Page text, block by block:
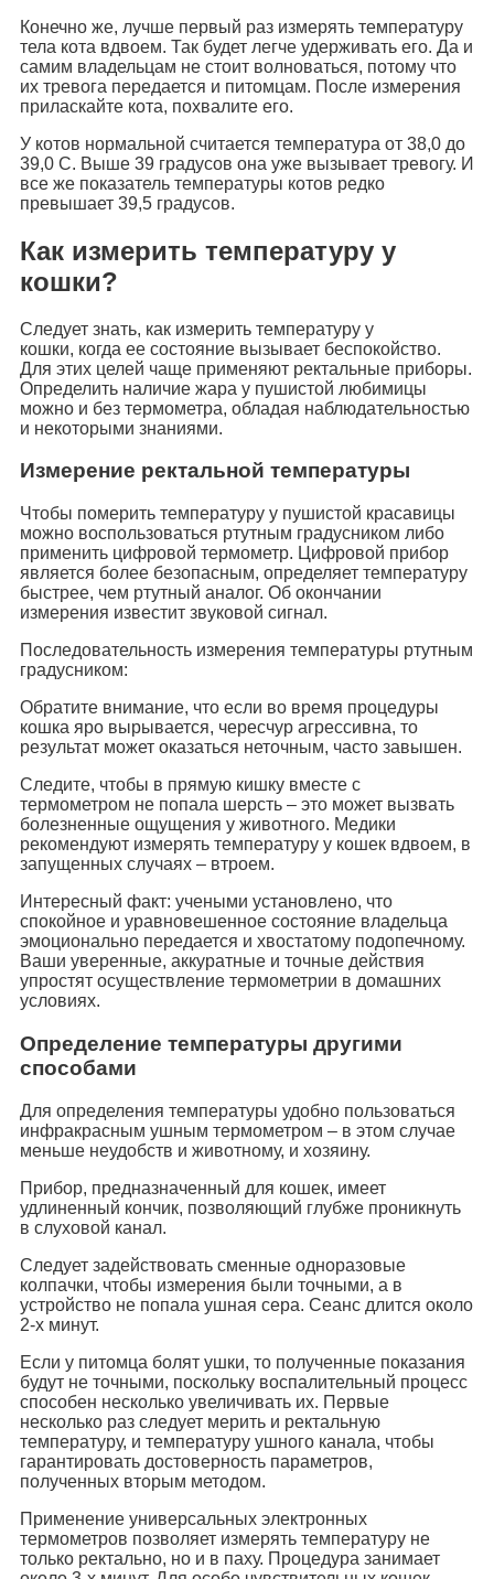
Конечно же, лучше первый раз измерять температуру
тела кота вдвоем. Так будет легче удерживать его. Да и
самим владельцам не стоит волноваться, потому что
их тревога передается и питомцам. После измерения
приласкайте кота, похвалите его.
У котов нормальной считается температура от 38,0 до
39,0 С. Выше 39 градусов она уже вызывает тревогу. И
все же показатель температуры котов редко
превышает 39,5 градусов.
Как измерить температуру у
кошки?
Следует знать, как измерить температуру у
кошки, когда ее состояние вызывает беспокойство.
Для этих целей чаще применяют ректальные приборы.
Определить наличие жара у пушистой любимицы
можно и без термометра, обладая наблюдательностью
и некоторыми знаниями.
Измерение ректальной температуры
Чтобы померить температуру у пушистой красавицы
можно воспользоваться ртутным градусником либо
применить цифровой термометр. Цифровой прибор
является более безопасным, определяет температуру
быстрее, чем ртутный аналог. Об окончании
измерения известит звуковой сигнал.
Последовательность измерения температуры ртутным
градусником:
Обратите внимание, что если во время процедуры
кошка яро вырывается, чересчур агрессивна, то
результат может оказаться неточным, часто завышен.
Следите, чтобы в прямую кишку вместе с
термометром не попала шерсть – это может вызвать
болезненные ощущения у животного. Медики
рекомендуют измерять температуру у кошек вдвоем, в
запущенных случаях – втроем.
Интересный факт: учеными установлено, что
спокойное и уравновешенное состояние владельца
эмоционально передается и хвостатому подопечному.
Ваши уверенные, аккуратные и точные действия
упростят осуществление термометрии в домашних
условиях.
Определение температуры другими
способами
Для определения температуры удобно пользоваться
инфракрасным ушным термометром – в этом случае
меньше неудобств и животному, и хозяину.
Прибор, предназначенный для кошек, имеет
удлиненный кончик, позволяющий глубже проникнуть
в слуховой канал.
Следует задействовать сменные одноразовые
колпачки, чтобы измерения были точными, а в
устройство не попала ушная сера. Сеанс длится около
2-х минут.
Если у питомца болят ушки, то полученные показания
будут не точными, поскольку воспалительный процесс
способен несколько увеличивать их. Первые
несколько раз следует мерить и ректальную
температуру, и температуру ушного канала, чтобы
гарантировать достоверность параметров,
полученных вторым методом.
Применение универсальных электронных
термометров позволяет измерять температуру не
только ректально, но и в паху. Процедура занимает